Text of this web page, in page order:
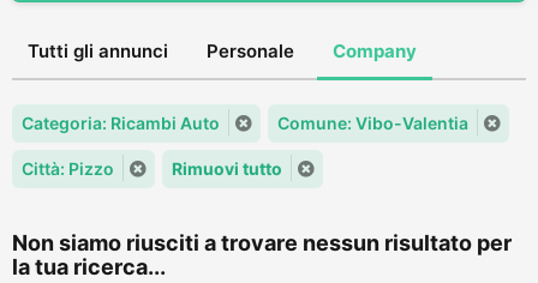
Tutti gli annunci Personale Company
Categoria: Ricambi Auto Comune: Vibo-Valentia
Città: Pizzo Rimuovi tutto
Non siamo riusciti a trovare nessun risultato per
la tua ricerca...